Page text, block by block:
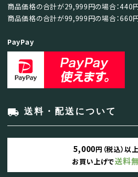
商品価格の合計が29,999円の場合：440
商品価格の合計が99,999円の場合：660
PayPay
local_shipping 送料・配送について
5,000円（税込）以
お買い上げで送料